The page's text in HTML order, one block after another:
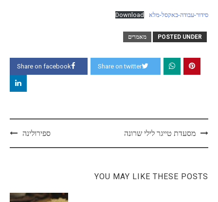
סידור-עבודה-באקסל-מלא Download
POSTED UNDER מאמרים
Share on facebook Share on twitter
Postמסעדת טייגר לילי שרונה ספירולינה
YOU MAY LIKE THESE POSTS